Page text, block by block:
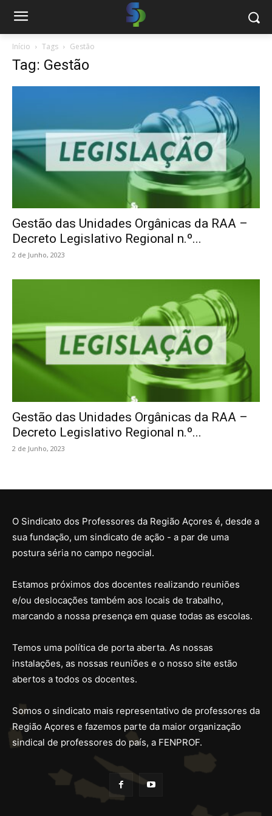
Início Tags Gestão
Tag: Gestão
Gestão das Unidades Orgânicas da RAA –
Decreto Legislativo Regional n.º...
2 de Junho, 2023
Gestão das Unidades Orgânicas da RAA –
Decreto Legislativo Regional n.º...
2 de Junho, 2023
O Sindicato dos Professores da Região Açores é, desde a
sua fundação, um sindicato de ação - a par de uma
postura séria no campo negocial.
Estamos próximos dos docentes realizando reuniões
e/ou deslocações também aos locais de trabalho,
marcando a nossa presença em quase todas as escolas.
Temos uma política de porta aberta. As nossas
instalações, as nossas reuniões e o nosso site estão
abertos a todos os docentes.
Somos o sindicato mais representativo de professores da
Região Açores e fazemos parte da maior organização
sindical de professores do país, a FENPROF.